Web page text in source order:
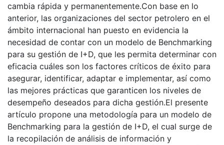
cambia rápida y permanentemente.Con base en lo
anterior, las organizaciones del sector petrolero en el
ámbito internacional han puesto en evidencia la
necesidad de contar con un modelo de Benchmarking
para su gestión de I+D, que les permita determinar con
eficacia cuáles son los factores críticos de éxito para
asegurar, identificar, adaptar e implementar, así como
las mejores prácticas que garanticen los niveles de
desempeño deseados para dicha gestión.El presente
artículo propone una metodología para un modelo de
Benchmarking para la gestión de I+D, el cual surge de
la recopilación de análisis de información y